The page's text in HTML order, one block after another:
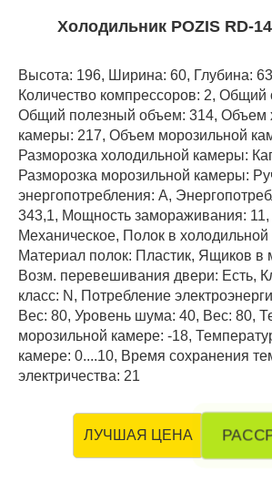
Холодильник POZIS RD-
Высота: 196, Ширина: 60, Глубина:
Количество компрессоров: 2, Общий
Общий полезный объем: 314, Объем
камеры: 217, Объем морозильной
Разморозка холодильной камеры:
Разморозка морозильной камеры:
энергопотребления: А,
343,1, Мощность замораживания:
Механическое, Полок в холодильной
Материал полок: Пластик, Ящиков в
Возм. перевешивания двери: Есть,
класс: N, Потребление
Вес: 80, Уровень шума: 40, Вес: 80,
морозильной камере: -18,
камере: 0....10, Время сохранения
электричества: 21
ЛУЧШАЯ ЦЕНА